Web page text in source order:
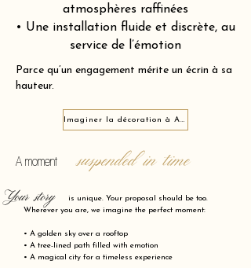
atmosphères raffinées
• Une installation fluide et discrète, au
service de l’émotion
Parce qu’un engagement mérite un écrin à sa
hauteur.
Imaginer la décoration à Annemasse 74100
A moment suspended in time
is unique. Your proposal should be too.
Wherever you are, we imagine the perfect moment:
• A golden sky over a rooftop
• A tree-lined path filled with emotion
• A magical city for a timeless experience
Your story